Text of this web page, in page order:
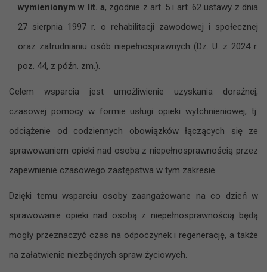
wymienionym w lit. a, zgodnie z art. 5 i art. 62 ustawy z dnia
27 sierpnia 1997 r. o rehabilitacji zawodowej i społecznej
oraz zatrudnianiu osób niepełnosprawnych (Dz. U. z 2024 r.
poz. 44, z późn. zm.).
Celem wsparcia jest umożliwienie uzyskania doraźnej,
czasowej pomocy w formie usługi opieki wytchnieniowej, tj.
odciążenie od codziennych obowiązków łączących się ze
sprawowaniem opieki nad osobą z niepełnosprawnością przez
zapewnienie czasowego zastępstwa w tym zakresie.
Dzięki temu wsparciu osoby zaangażowane na co dzień w
sprawowanie opieki nad osobą z niepełnosprawnością będą
mogły przeznaczyć czas na odpoczynek i regenerację, a także
na załatwienie niezbędnych spraw życiowych.